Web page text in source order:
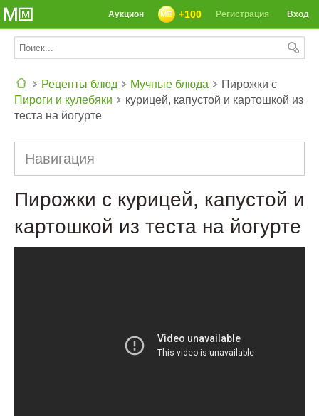
Вход
Регистрация
+100
Аукцион
Рецепты блюд
Мучные блюда
Пироги и кулебяки
Пирожки с
курицей, капустой и картошкой из
теста на йогурте
Навигация
Пирожки с курицей, капустой и
картошкой из теста на йогурте